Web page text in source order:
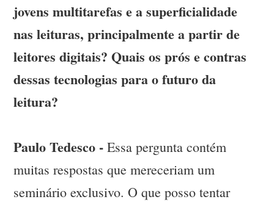
jovens multitarefas e a superficialidade
nas leituras, principalmente a partir de
leitores digitais? Quais os prós e contras
dessas tecnologias para o futuro da
leitura?
Paulo Tedesco -Essa pergunta contém
muitas respostas que mereceriam um
seminário exclusivo. O que posso tentar